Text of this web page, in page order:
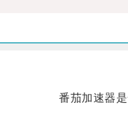
番茄加速器是